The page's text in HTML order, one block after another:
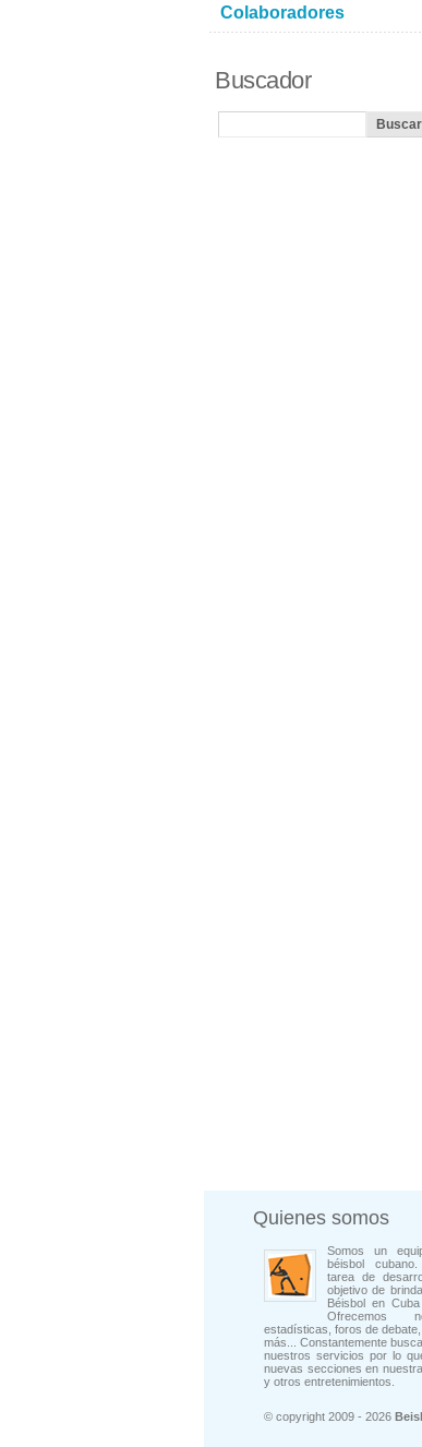
Colaboradores
Buscador
Quienes somos
Somos un
béisbol
tarea de
objetivo de
Béisbol en
Ofrecemos
estadísticas, foros de
más... Constantemente
nuestros servicios por lo
nuevas secciones en
y otros entretenimientos.
© copyright 2009 - 2026